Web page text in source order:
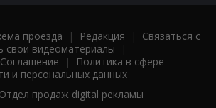
проезда | Редакция | Связаться с
свои видеоматериалы |
|
Политика в сфере
и персональных данных
Отдел продаж digital рекламы